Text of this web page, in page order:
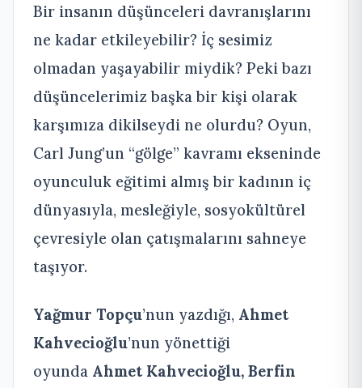
Bir insanın düşünceleri davranışlarını
ne kadar etkileyebilir? İç sesimiz
olmadan yaşayabilir miydik? Peki bazı
düşüncelerimiz başka bir kişi olarak
karşımıza dikilseydi ne olurdu? Oyun,
Carl Jung’un “gölge” kavramı ekseninde
oyunculuk eğitimi almış bir kadının iç
dünyasıyla, mesleğiyle, sosyokültürel
çevresiyle olan çatışmalarını sahneye
taşıyor.
Yağmur Topçu’nun yazdığı, Ahmet
Kahvecioğlu’nun yönettiği
oyunda Ahmet Kahvecioğlu, Berfin